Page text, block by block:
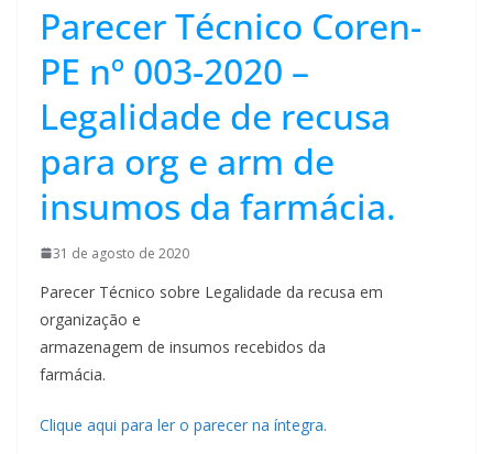
Parecer Técnico Coren-
PE nº 003-2020 –
Legalidade de recusa
para org e arm de
insumos da farmácia.
31 de agosto de 2020
Parecer Técnico sobre Legalidade da recusa em
organização e
armazenagem de insumos recebidos da
farmácia.
Clique aqui para ler o parecer na íntegra.